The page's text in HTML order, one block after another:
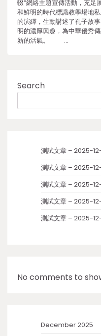
輟”網絡主題宣傳活動，充足
和鮮明的時代標識教學場地
的演繹，生動講述了孔子故
明的濃厚興趣，為中華優秀
新的活氣。 …
Search
測試文章 – 2025-12-
測試文章 – 2025-
測試文章 – 2025-
測試文章 – 2025-
測試文章 – 2025-
No comments to
December 2025